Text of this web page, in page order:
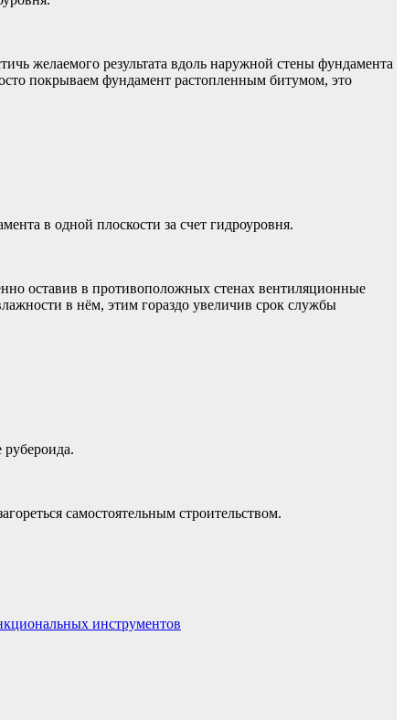
желаемого результата вдоль наружной стены фундамента
покрываем фундамент растопленным битумом, это
в одной плоскости за счет гидроуровня.
оставив в противоположных стенах вентиляционные
в нём, этим гораздо увеличив срок службы
самостоятельным строительством.
инструментов